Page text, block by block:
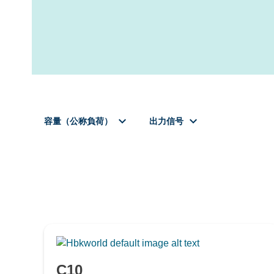
容量（公称負荷） keyboard_arrow_down 出力信号 keyboard_arrow_down
-
C10